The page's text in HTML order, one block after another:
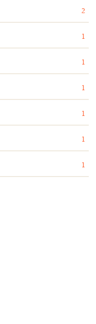
2
1
1
1
1
1
1